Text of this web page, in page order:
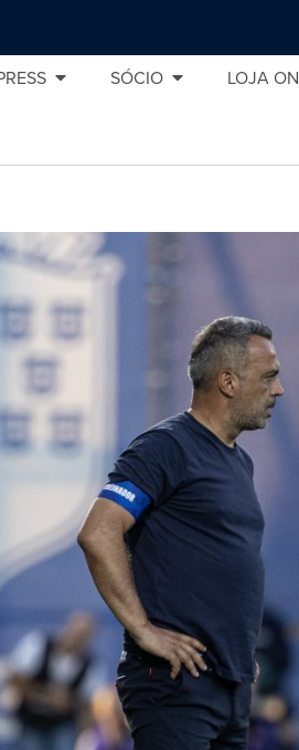
SÓCIO LOJA